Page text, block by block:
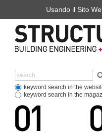
keyword search in the
keyword search in the
Usando il Sito